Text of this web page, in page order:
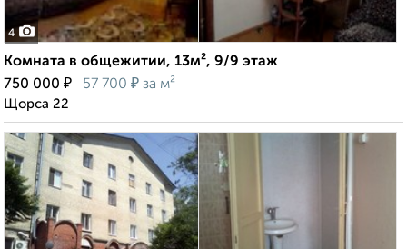
4
Комната в общежитии, 13м², 9/9 этаж
750 000 ₽ 57 700 ₽ за м²
Щорса 22